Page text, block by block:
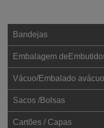
Bandejas
Embalagem
Vácuo/Embalado
Sacos /Bolsas
Cartões / Capas